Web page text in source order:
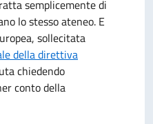
semplicemente di
lo stesso ateneo. E
sollecitata
della direttiva
chiedendo
conto della